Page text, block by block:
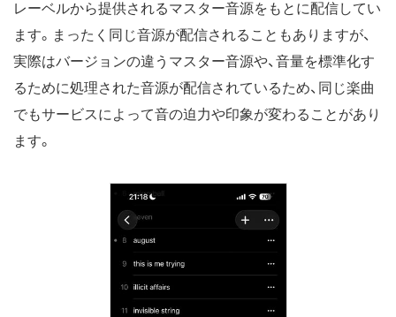
レーベルから提供されるマスター音源をもとに配信してい
ます。まったく同じ音源が配信されることもありますが、
実際はバージョンの違うマスター音源や、音量を標準化す
るために処理された音源が配信されているため、同じ楽曲
でもサービスによって音の迫力や印象が変わることがあり
ます。